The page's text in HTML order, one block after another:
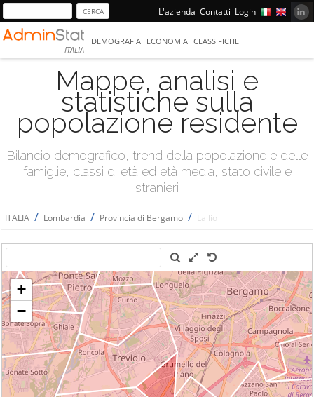
L'azienda Contatti Login
ITALIA
DEMOGRAFIA ECONOMIA CLASSIFICHE
Mappe, analisi e
statistiche sulla
popolazione residente
Bilancio demografico, trend della popolazione e delle
famiglie, classi di età ed età media, stato civile e
stranieri
ITALIA / Lombardia / Provincia di Bergamo / Lallio